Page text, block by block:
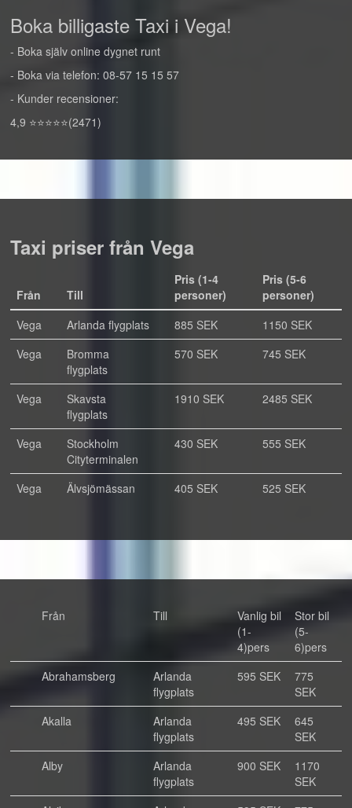
Boka billigaste Taxi i Vega!
- Boka själv online dygnet runt
- Boka via telefon: 08-57 15 15 57
- Kunder recensioner:
4,9 ⭐⭐⭐⭐⭐(2471)
Taxi priser från Vega
Från Till
Pris (1-4
personer)
Pris (5-6
personer)
Vega
Arlanda flygplats 885 SEK
1150 SEK
Vega
Bromma
flygplats
570 SEK 745 SEK
Vega
Skavsta
flygplats
1910 SEK 2485 SEK
Vega
Stockholm
Cityterminalen
430 SEK 555 SEK
Vega Älvsjömässan 405 SEK 525 SEK
Från Till
Vanlig bil
(1-
4)pers
Stor bil
(5-
6)pers
Abrahamsberg
Arlanda
flygplats
595 SEK
775
SEK
Akalla
Arlanda
flygplats
495 SEK
645
SEK
Alby
Arlanda
flygplats
900 SEK
1170
SEK